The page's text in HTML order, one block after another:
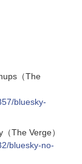
（The
bluesky-
The Verge）
bluesky-no-